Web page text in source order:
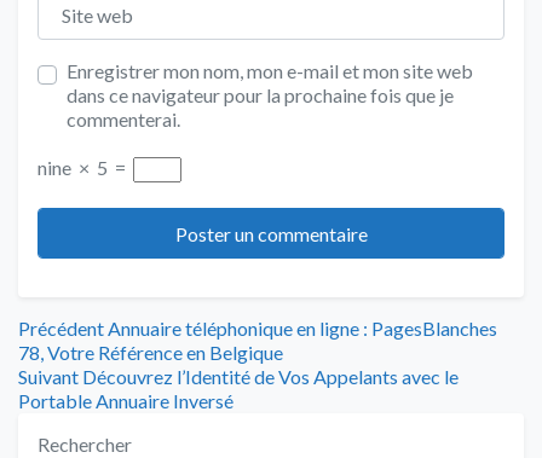
Enregistrer mon nom, mon e-mail et mon site web
dans ce navigateur pour la prochaine fois que je
commenterai.
nine × 5 =
Navigation
de
l’article
Précédent Article
précédent
:
Annuaire téléphonique en ligne : PagesBlanches
78, Votre Référence en Belgique
Suivant Article
suivant
Découvrez l’Identité de Vos Appelants avec le
Portable Annuaire Inversé
Rechercher